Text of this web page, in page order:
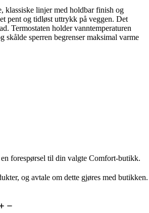
klassiske linjer med holdbar finish og
pent og tidløst uttrykk på veggen. Det
Termostaten holder vanntemperaturen
skålde sperren begrenser maksimal varme
forespørsel til din valgte Comfort-butikk.
og avtale om dette gjøres med butikken.